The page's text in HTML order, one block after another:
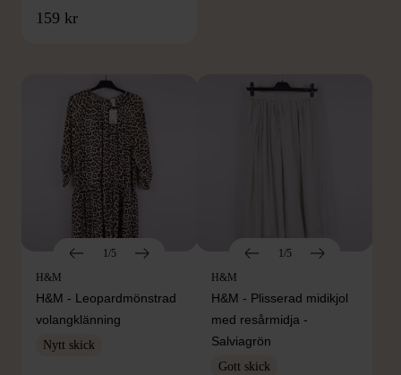
159 kr
FRÅN SAMMA VARUMÄRKE
1/5
H&M
H&M - Leopardmönstrad
volangklänning
Nytt skick
1/5
H&M
H&M - Plisserad midikjol
med resårmidja -
Salviagrön
Gott skick